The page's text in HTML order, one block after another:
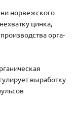
норвежского
цинка,
орга-
выработку